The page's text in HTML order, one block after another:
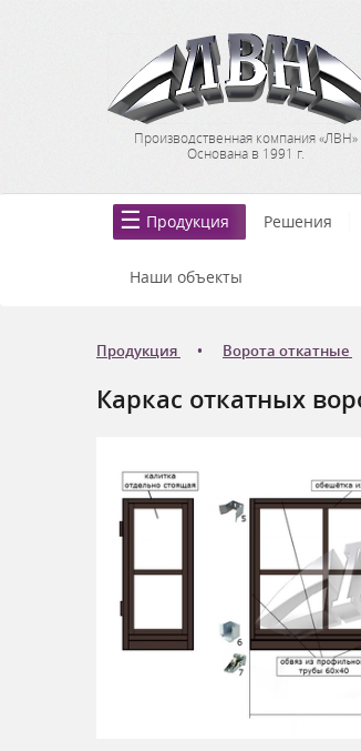
Производственная компания «ЛВН»
Основана в 1991 г.
Продукция Решения
Наши объекты
Продукция Ворота откатные
Каркас откатных